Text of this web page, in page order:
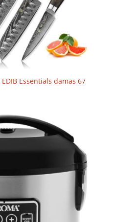
Essentials damas 67